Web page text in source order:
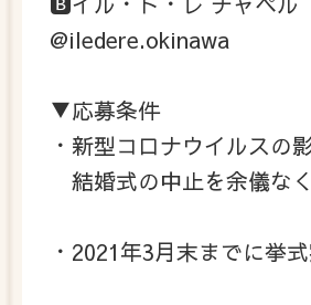
@iledere.okinawa
▼応募条件
・新型コロナウイルスの
結婚式の中止を余儀な
・2021年3月末までに挙